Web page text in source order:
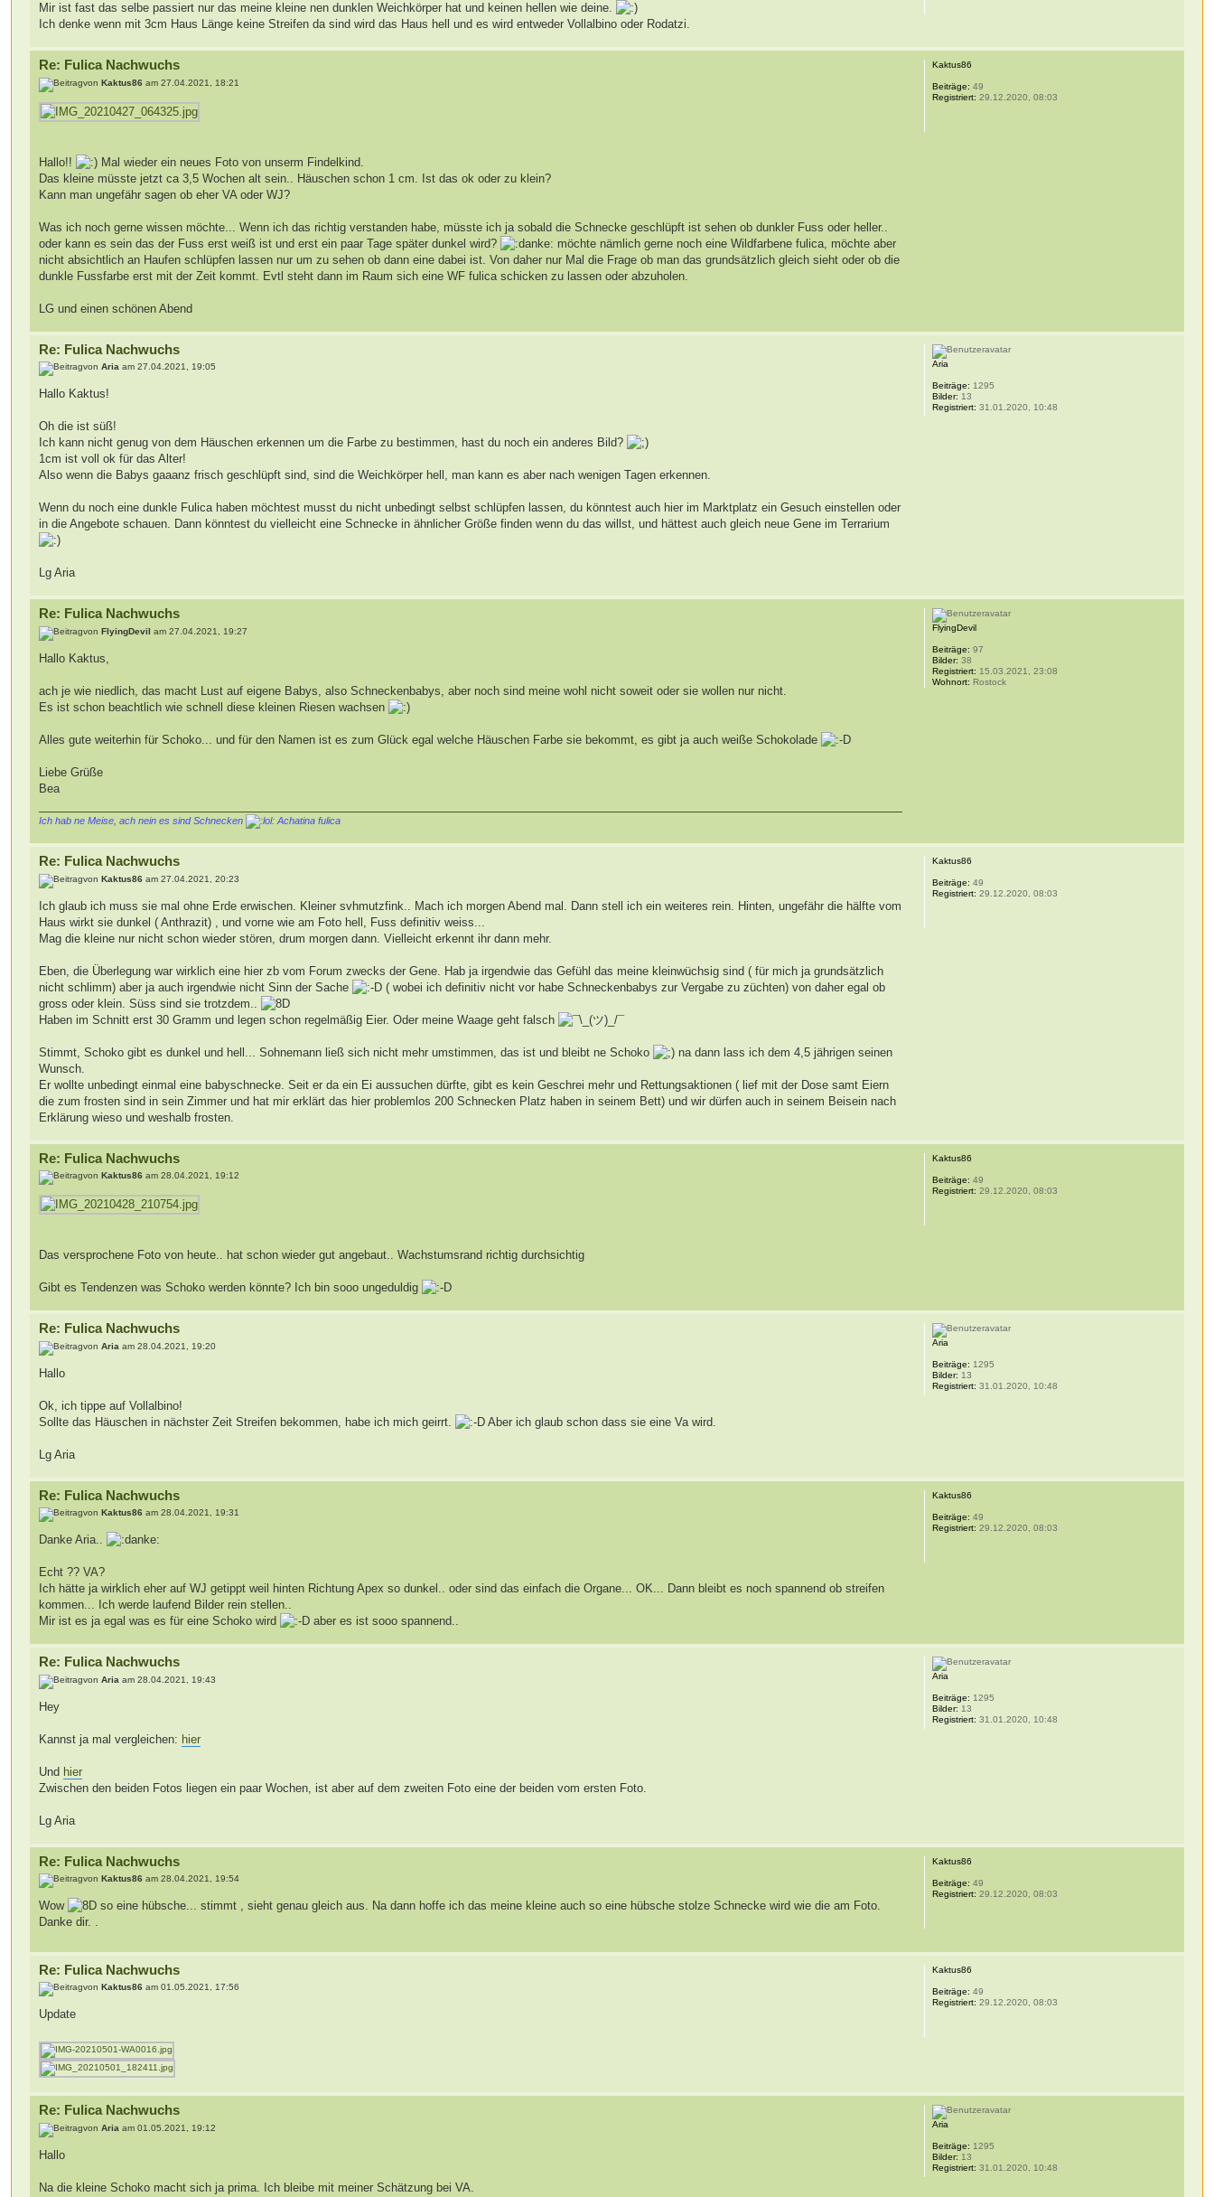
Mir ist fast das selbe passiert nur das meine kleine nen dunklen Weichkörper hat und keinen hellen wie deine.
Ich denke wenn mit 3cm Haus Länge keine Streifen da sind wird das Haus hell und es wird entweder Vollalbino oder Rodatzi.
Re: Fulica Nachwuchs
vonKaktus86 am 27.04.2021, 18:21
Hallo!!
Mal wieder ein neues Foto von unserm Findelkind.
Das kleine müsste jetzt ca 3,5 Wochen alt sein.. Häuschen schon 1 cm. Ist das ok oder zu klein?
Kann man ungefähr sagen ob eher VA oder WJ?
Was ich noch gerne wissen möchte... Wenn ich das richtig verstanden habe, müsste ich ja sobald die Schnecke geschlüpft ist sehen ob dunkler Fuss oder heller..
oder kann es sein das der Fuss erst weiß ist und erst ein paar Tage später dunkel wird?
möchte nämlich gerne noch eine Wildfarbene fulica, möchte aber
nicht absichtlich an Haufen schlüpfen lassen nur um zu sehen ob dann eine dabei ist. Von daher nur Mal die Frage ob man das grundsätzlich gleich sieht oder ob die
dunkle Fussfarbe erst mit der Zeit kommt. Evtl steht dann im Raum sich eine WF fulica schicken zu lassen oder abzuholen.
LG und einen schönen Abend
Kaktus86
Beiträge: 49
Registriert: 29.12.2020, 08:03
Re: Fulica Nachwuchs
vonAria am 27.04.2021, 19:05
Hallo Kaktus!
Oh die ist süß!
Ich kann nicht genug von dem Häuschen erkennen um die Farbe zu bestimmen, hast du noch ein anderes Bild?
1cm ist voll ok für das Alter!
Also wenn die Babys gaaanz frisch geschlüpft sind, sind die Weichkörper hell, man kann es aber nach wenigen Tagen erkennen.
Wenn du noch eine dunkle Fulica haben möchtest musst du nicht unbedingt selbst schlüpfen lassen, du könntest auch hier im Marktplatz ein Gesuch einstellen oder
in die Angebote schauen. Dann könntest du vielleicht eine Schnecke in ähnlicher Größe finden wenn du das willst, und hättest auch gleich neue Gene im Terrarium
Lg Aria
Aria
Beiträge: 1295
Bilder: 13
Registriert: 31.01.2020, 10:48
Re: Fulica Nachwuchs
vonFlyingDevil am 27.04.2021, 19:27
Hallo Kaktus,
ach je wie niedlich, das macht Lust auf eigene Babys, also Schneckenbabys, aber noch sind meine wohl nicht soweit oder sie wollen nur nicht.
Es ist schon beachtlich wie schnell diese kleinen Riesen wachsen
Alles gute weiterhin für Schoko... und für den Namen ist es zum Glück egal welche Häuschen Farbe sie bekommt, es gibt ja auch weiße Schokolade
Liebe Grüße
Bea
Ich hab ne Meise, ach nein es sind Schnecken Achatina fulica
FlyingDevil
Beiträge: 97
Bilder: 38
Registriert: 15.03.2021, 23:08
Wohnort: Rostock
Re: Fulica Nachwuchs
vonKaktus86 am 27.04.2021, 20:23
Ich glaub ich muss sie mal ohne Erde erwischen. Kleiner svhmutzfink.. Mach ich morgen Abend mal. Dann stell ich ein weiteres rein. Hinten, ungefähr die hälfte vom
Haus wirkt sie dunkel ( Anthrazit) , und vorne wie am Foto hell, Fuss definitiv weiss...
Mag die kleine nur nicht schon wieder stören, drum morgen dann. Vielleicht erkennt ihr dann mehr.
Eben, die Überlegung war wirklich eine hier zb vom Forum zwecks der Gene. Hab ja irgendwie das Gefühl das meine kleinwüchsig sind ( für mich ja grundsätzlich
nicht schlimm) aber ja auch irgendwie nicht Sinn der Sache
( wobei ich definitiv nicht vor habe Schneckenbabys zur Vergabe zu züchten) von daher egal ob
gross oder klein. Süss sind sie trotzdem..
Haben im Schnitt erst 30 Gramm und legen schon regelmäßig Eier. Oder meine Waage geht falsch
Stimmt, Schoko gibt es dunkel und hell... Sohnemann ließ sich nicht mehr umstimmen, das ist und bleibt ne Schoko
na dann lass ich dem 4,5 jährigen seinen
Wunsch.
Er wollte unbedingt einmal eine babyschnecke. Seit er da ein Ei aussuchen dürfte, gibt es kein Geschrei mehr und Rettungsaktionen ( lief mit der Dose samt Eiern
die zum frosten sind in sein Zimmer und hat mir erklärt das hier problemlos 200 Schnecken Platz haben in seinem Bett) und wir dürfen auch in seinem Beisein nach
Erklärung wieso und weshalb frosten.
Kaktus86
Beiträge: 49
Registriert: 29.12.2020, 08:03
Re: Fulica Nachwuchs
vonKaktus86 am 28.04.2021, 19:12
Das versprochene Foto von heute.. hat schon wieder gut angebaut.. Wachstumsrand richtig durchsichtig
Gibt es Tendenzen was Schoko werden könnte? Ich bin sooo ungeduldig
Kaktus86
Beiträge: 49
Registriert: 29.12.2020, 08:03
Re: Fulica Nachwuchs
vonAria am 28.04.2021, 19:20
Hallo
Ok, ich tippe auf Vollalbino!
Sollte das Häuschen in nächster Zeit Streifen bekommen, habe ich mich geirrt.
Aber ich glaub schon dass sie eine Va wird.
Lg Aria
Aria
Beiträge: 1295
Bilder: 13
Registriert: 31.01.2020, 10:48
Re: Fulica Nachwuchs
vonKaktus86 am 28.04.2021, 19:31
Danke Aria..
Echt ?? VA?
Ich hätte ja wirklich eher auf WJ getippt weil hinten Richtung Apex so dunkel.. oder sind das einfach die Organe... OK... Dann bleibt es noch spannend ob streifen
kommen... Ich werde laufend Bilder rein stellen..
Mir ist es ja egal was es für eine Schoko wird
aber es ist sooo spannend..
Kaktus86
Beiträge: 49
Registriert: 29.12.2020, 08:03
Re: Fulica Nachwuchs
vonAria am 28.04.2021, 19:43
Hey
Kannst ja mal vergleichen: hier
Und hier
Zwischen den beiden Fotos liegen ein paar Wochen, ist aber auf dem zweiten Foto eine der beiden vom ersten Foto.
Lg Aria
Aria
Beiträge: 1295
Bilder: 13
Registriert: 31.01.2020, 10:48
Re: Fulica Nachwuchs
vonKaktus86 am 28.04.2021, 19:54
Wow
so eine hübsche... stimmt , sieht genau gleich aus. Na dann hoffe ich das meine kleine auch so eine hübsche stolze Schnecke wird wie die am Foto.
Danke dir. .
Kaktus86
Beiträge: 49
Registriert: 29.12.2020, 08:03
Re: Fulica Nachwuchs
vonKaktus86 am 01.05.2021, 17:56
Update
Kaktus86
Beiträge: 49
Registriert: 29.12.2020, 08:03
Re: Fulica Nachwuchs
vonAria am 01.05.2021, 19:12
Hallo
Na die kleine Schoko macht sich ja prima. Ich bleibe mit meiner Schätzung bei VA.
Aria
Beiträge: 1295
Bilder: 13
Registriert: 31.01.2020, 10:48